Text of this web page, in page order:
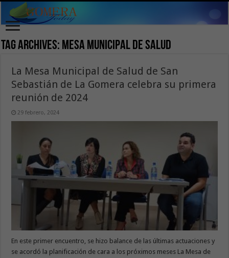
Tag Archives: Mesa Municipal de Salud
La Mesa Municipal de Salud de San
Sebastián de La Gomera celebra su primera
reunión de 2024
29 febrero, 2024
En este primer encuentro, se hizo balance de las últimas actuaciones y
se acordó la planificación de cara a los próximos meses La Mesa de